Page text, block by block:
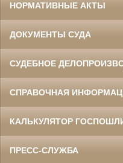
НОРМАТИВНЫЕ АКТЫ
ДОКУМЕНТЫ СУДА
СУДЕБНОЕ
СПРАВОЧНАЯ
КАЛЬКУЛЯТОР
ПРЕСС-СЛУЖБА